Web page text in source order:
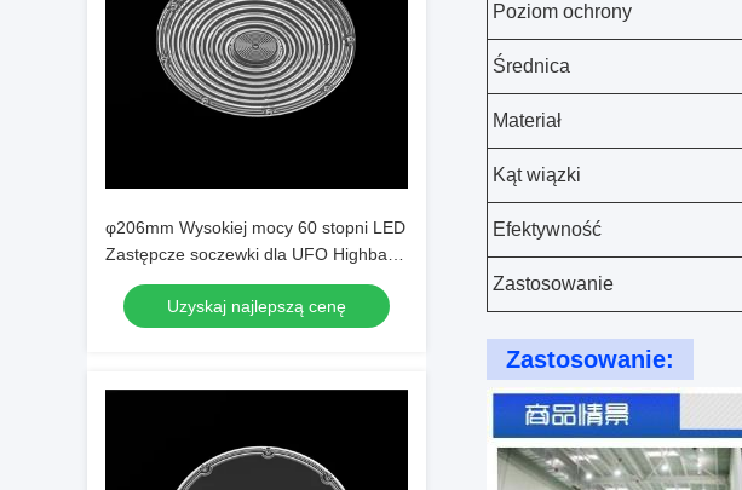
φ206mm Wysokiej mocy 60 stopni LED
Zastępcze soczewki dla UFO Highbay
światła
Uzyskaj najlepszą cenę
Poziom ochrony
Średnica
Materiał
Kąt wiązki
Efektywność
Zastosowanie
Zastosowanie: